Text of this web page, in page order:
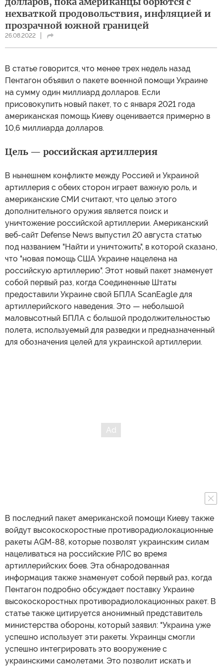
нехваткой продовольствия, инфляцией и
прозрачной южной границей
26.08.2022
В статье говорится, что менее трех недель назад
Пентагон объявил о пакете военной помощи Украине
на сумму один миллиард долларов. Если
присовокупить новый пакет, то с января 2021 года
американская помощь Киеву оценивается примерно в
10,6 миллиарда долларов.
Цель — российская артиллерия
В нынешнем конфликте между Россией и Украиной
артиллерия с обеих сторон играет важную роль, и
американские СМИ считают, что целью этого
дополнительного оружия является поиск и
уничтожение российской артиллерии. Американский
веб-сайт Defense News выпустил 20 августа статью
под названием "Найти и уничтожить", в которой сказано,
что "новая помощь США Украине нацелена на
российскую артиллерию". Этот новый пакет знаменует
собой первый раз, когда Соединенные Штаты
предоставили Украине свой БПЛА ScanEagle для
артиллерийского наведения. Это — небольшой
маловысотный БПЛА с большой продолжительностью
полета, используемый для разведки и предназначенный
для обозначения целей для украинской артиллерии.
В последний пакет американской помощи Киеву также
войдут высокоскоростные противорадиолокационные
ракеты AGM-88, которые позволят украинским силам
нацеливаться на российские РЛС во время
артиллерийских боев. Эта обнародованная
информация также знаменует собой первый раз, когда
Пентагон подробно обсуждает поставку Украине
высокоскоростных противорадиолокационных ракет. В
статье также цитируется анонимный представитель
министерства обороны, который заявил: "Украина уже
успешно использует эти ракеты. Украинцы смогли
успешно интегрировать это вооружение с
украинскими самолетами. Это позволит искать и